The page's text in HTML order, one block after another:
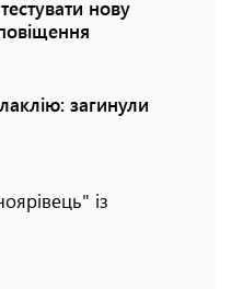
нову
загинули
із